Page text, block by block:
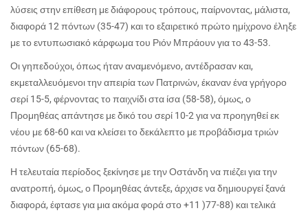
λύσεις στην επίθεση με διάφορους τρόπους, παίρνοντας, μάλιστα,
διαφορά 12 πόντων (35-47) και το εξαιρετικό πρώτο ημίχρονο έληξε
με το εντυπωσιακό κάρφωμα του Ριόν Μπράουν για το 43-53.
Οι γηπεδούχοι, όπως ήταν αναμενόμενο, αντέδρασαν και,
εκμεταλλευόμενοι την απειρία των Πατρινών, έκαναν ένα γρήγορο
σερί 15-5, φέρνοντας το παιχνίδι στα ίσα (58-58), όμως, ο
Προμηθέας απάντησε με δικό του σερί 10-2 για να προηγηθεί εκ
νέου με 68-60 και να κλείσει το δεκάλεπτο με προβάδισμα τριών
πόντων (65-68).
Η τελευταία περίοδος ξεκίνησε με την Οστάνδη να πιέζει για την
ανατροπή, όμως, ο Προμηθέας άντεξε, άρχισε να δημιουργεί ξανά
διαφορά, έφτασε για μια ακόμα φορά στο +11 )77-88) και τελικά